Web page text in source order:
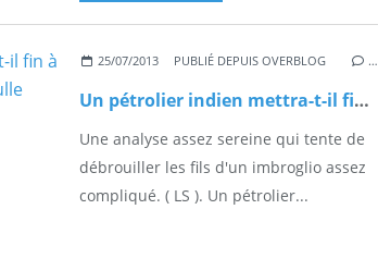
25/07/2013 PUBLIÉ DEPUIS OVERBLOG …
Un pétrolier indien mettra-t-il fin à la politique de Charles de Gaulle dans les DOM?
Une analyse assez sereine qui tente de
débrouiller les fils d'un imbroglio assez
compliqué. ( LS ). Un pétrolier...